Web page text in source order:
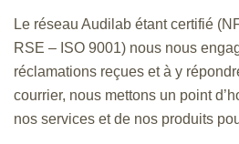
Le réseau Audilab étant certifié
RSE – ISO 9001) nous nous
réclamations reçues et à y
courrier, nous mettons un point
nos services et de nos produits